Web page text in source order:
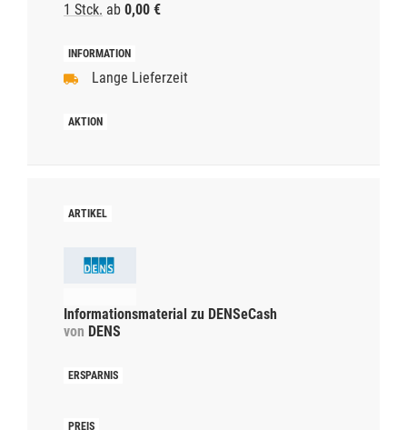
1 Stck. ab 0,00 €
Lange Lieferzeit
Informationsmaterial zu DENSeCash
von DENS